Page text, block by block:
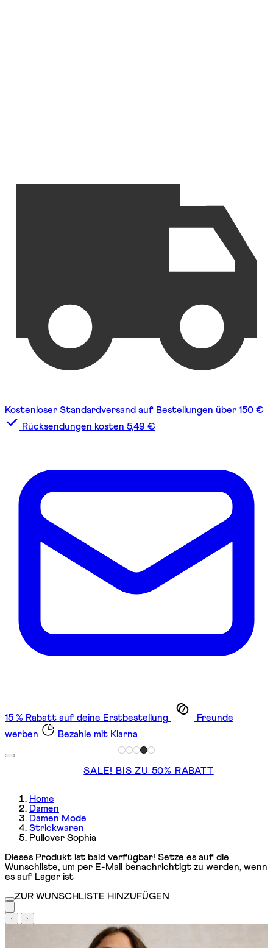
Kostenloser Standardversand auf Bestellungen über 150 €
Rücksendungen kosten 5,49 €
15 % Rabatt auf deine Erstbestellung
Freunde
werben
Bezahle mit Klarna
SALE! BIS ZU 50% RABATT
Home
Damen
Damen Mode
Strickwaren
Pullover Sophia
Dieses Produkt ist bald verfügbar! Setze es auf die
Wunschliste, um per E-Mail benachrichtigt zu werden, wenn
es auf Lager ist
ZUR WUNSCHLISTE HINZUFÜGEN